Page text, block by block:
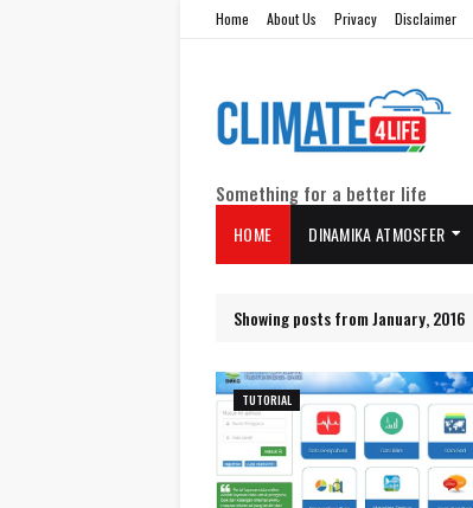
Home About Us Privacy Disclaimer
Something for a better life
HOME DINAMIKA ATMOSFER
Showing posts from January, 2016
TUTORIAL